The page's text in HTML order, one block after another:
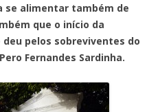
se alimentar também de
que o início da
pelos sobreviventes do
Fernandes Sardinha.